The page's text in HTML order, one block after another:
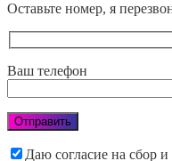
Оставьте номер, я
Ваш телефон
Даю согласие на сбор